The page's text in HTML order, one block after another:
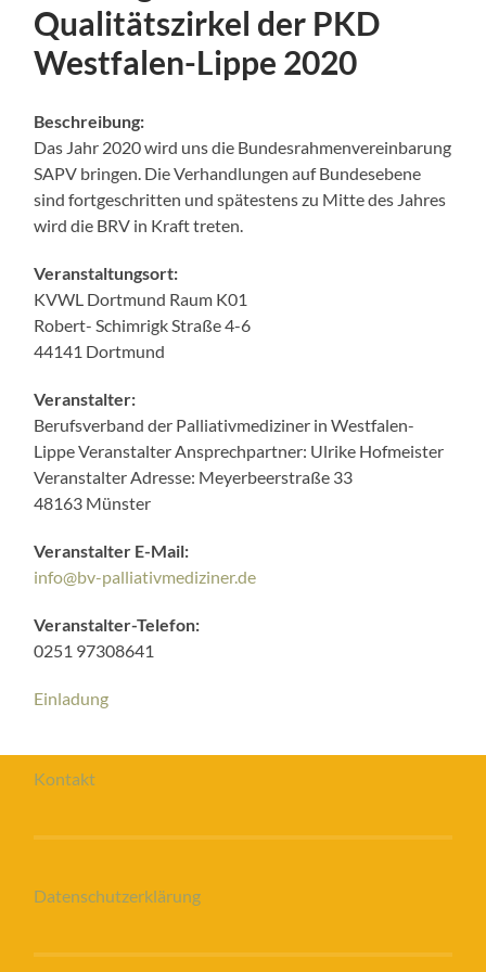
Qualitätszirkel der PKD
Westfalen-Lippe 2020
Beschreibung:
Das Jahr 2020 wird uns die Bundesrahmenvereinbarung
SAPV bringen. Die Verhandlungen auf Bundesebene
sind fortgeschritten und spätestens zu Mitte des Jahres
wird die BRV in Kraft treten.
Veranstaltungsort:
KVWL Dortmund Raum K01
Robert- Schimrigk Straße 4-6
44141 Dortmund
Veranstalter:
Berufsverband der Palliativmediziner in Westfalen-
Lippe Veranstalter Ansprechpartner: Ulrike Hofmeister
Veranstalter Adresse: Meyerbeerstraße 33
48163 Münster
Veranstalter E-Mail:
info@bv-palliativmediziner.de
Veranstalter-Telefon:
0251 97308641
Einladung
Kontakt
Datenschutzerklärung